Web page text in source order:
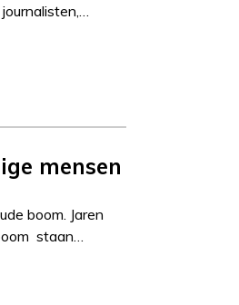
mensen
boom. Jaren
staan…